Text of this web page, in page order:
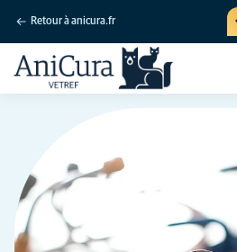
Retour à anicura.fr